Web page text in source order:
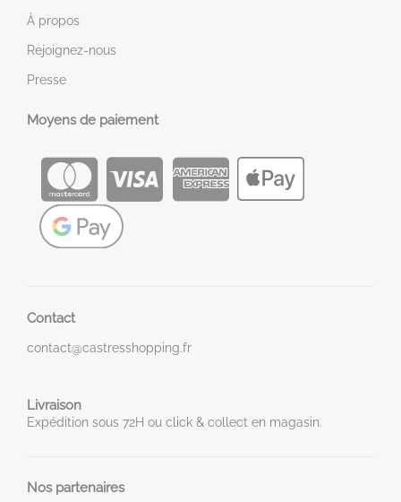
À propos
Rejoignez-nous
Presse
Moyens de paiement
Contact
contact@castresshopping.fr
Livraison
Expédition sous 72H ou click & collect en magasin.
Nos partenaires